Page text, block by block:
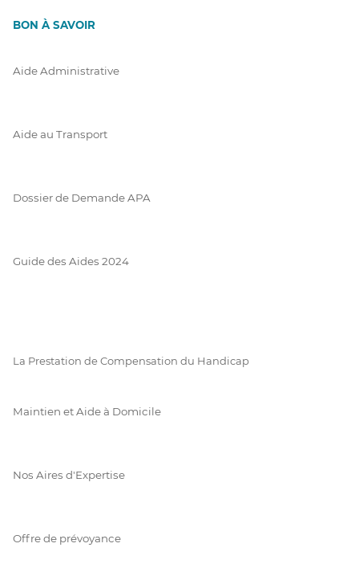
BON À SAVOIR
Aide Administrative
Aide au Transport
Dossier de Demande APA
Guide des Aides 2024
La Prestation de Compensation du Handicap
Maintien et Aide à Domicile
Nos Aires d'Expertise
Offre de prévoyance